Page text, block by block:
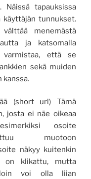
Näissä tapauksissa
tunnukset.
menemästä
ja katsomalla
varmistaa, että se
sekä muiden
(short url) Tämä
josta ei näe oikeaa
osoite
muotoon
näkyy kuitenkin
on klikattu, mutta
voi olla liian